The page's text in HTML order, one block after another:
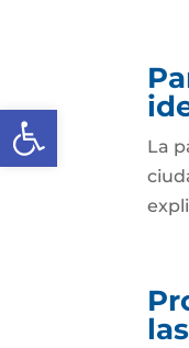
Abrir barra de
La